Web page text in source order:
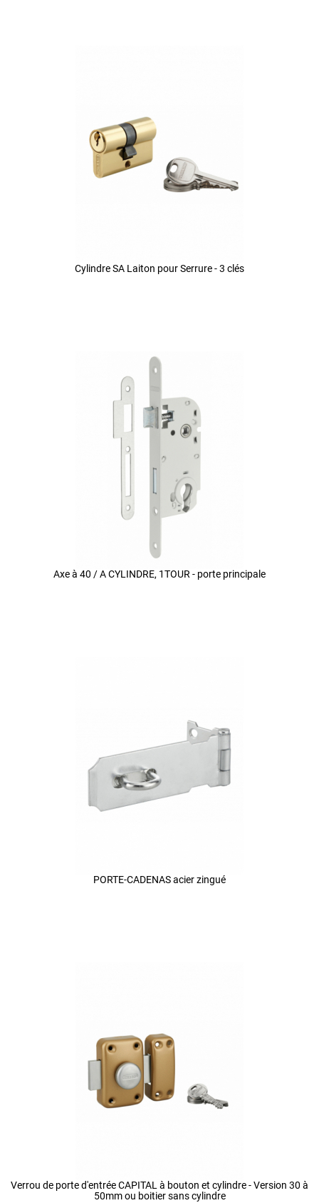
Cylindre SA Laiton pour Serrure - 3 clés
Axe à 40 / A CYLINDRE, 1TOUR - porte principale
PORTE-CADENAS acier zingué
Verrou de porte d'entrée CAPITAL à bouton et cylindre - Version 30 à
50mm ou boitier sans cylindre